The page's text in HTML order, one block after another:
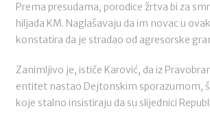
Prema presudama, porodice žrtva bi za
hiljada KM. Naglašavaju da im novac u
konstatira da je stradao od agresorske
Zanimljivo je, ističe Karović, da iz
entitet nastao Dejtonskim sporazumom,
koje stalno insistiraju da su slijednici